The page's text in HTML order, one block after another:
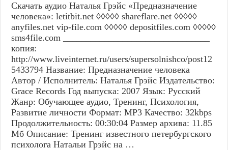
Скачать аудио Наталья Грэйс «Предназначение
человека»: letitbit.net ◊◊◊◊◊ shareflare.net ◊◊◊◊◊
anyfiles.net vip-file.com ◊◊◊◊◊ depositfiles.com ◊◊◊◊◊
sms4file.com ________________________________
копия:
http://www.liveinternet.ru/users/supersolnishco/post12
5433794 Название: Предназначение человека
Автор / Исполнитель: Наталья Грэйс Издательство:
Grace Records Год выпуска: 2007 Язык: Русский
Жанр: Обучающее аудио, Тренинг, Психология,
Развитие личности Формат: MP3 Качество: 32kbps
Продолжительность: 00:30:04 Размер архива: 11.85
Мб Описание: Тренинг известного петербургского
психолога Натальи Грэйс на …